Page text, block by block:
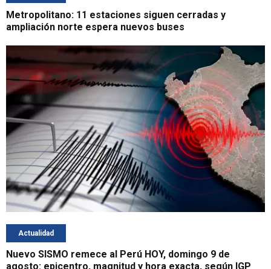
Metropolitano: 11 estaciones siguen cerradas y
ampliación norte espera nuevos buses
Actualidad
Nuevo SISMO remece al Perú HOY, domingo 9 de
agosto: epicentro, magnitud y hora exacta, según IGP